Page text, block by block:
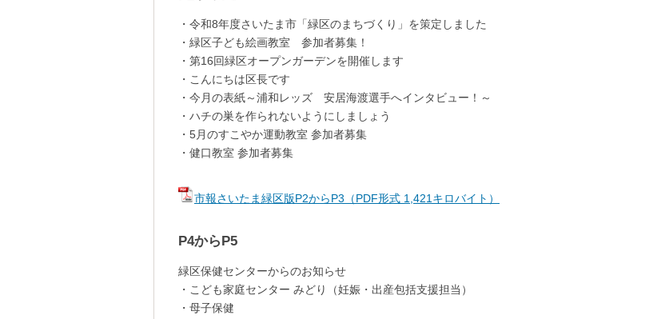
・令和8年度さいたま市「緑区のまちづくり」を策定しました
・緑区子ども絵画教室 参加者募集！
・第16回緑区オープンガーデンを開催します
・こんにちは区長です
・今月の表紙～浦和レッズ 安居海渡選手へインタビュー！～
・ハチの巣を作られないようにしましょう
・5月のすこやか運動教室 参加者募集
・健口教室 参加者募集
市報さいたま緑区版P2からP3（PDF形式 1,421キロバイト）
P4からP5
緑区保健センターからのお知らせ
・こども家庭センター みどり（妊娠・出産包括支援担当）
・母子保健